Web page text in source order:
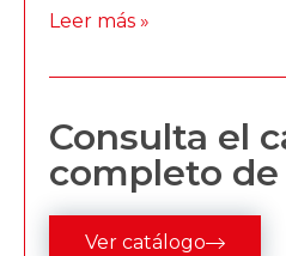
Leer más »
Consulta el
completo
Ver catálogo